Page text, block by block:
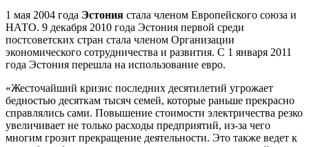
1 мая 2004 года Эстония стала членом Европейского союза и
НАТО. 9 декабря 2010 года Эстония первой среди
постсоветских стран стала членом Организации
экономического сотрудничества и развития. С 1 января 2011
года Эстония перешла на использование евро.
«Жесточайший кризис последних десятилетий угрожает
бедностью десяткам тысяч семей, которые раньше прекрасно
справлялись сами. Повышение стоимости электричества резко
увеличивает не только расходы предприятий, из-за чего
многим грозит прекращение деятельности. Это также ведет к